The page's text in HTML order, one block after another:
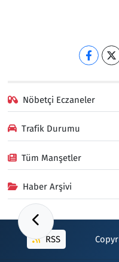
Nöbetçi Eczaneler
Trafik Durumu
Tüm Manşetler
Haber Arşivi
RSS